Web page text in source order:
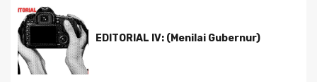
EDITORIAL IV: (Menilai Gubernur)